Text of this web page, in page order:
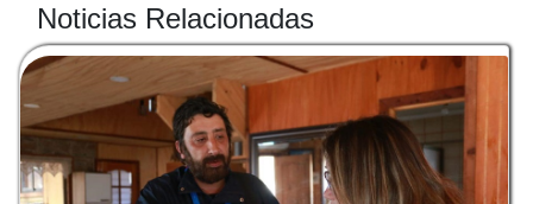
Noticias Relacionadas